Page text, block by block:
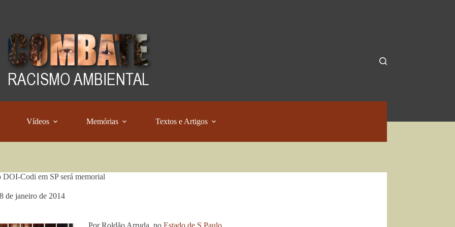
Vídeos Memórias Textos e Artigos
DOI-Codi em SP será memorial
de janeiro de 2014
Por Roldão Arruda, no Estado de S.Paulo